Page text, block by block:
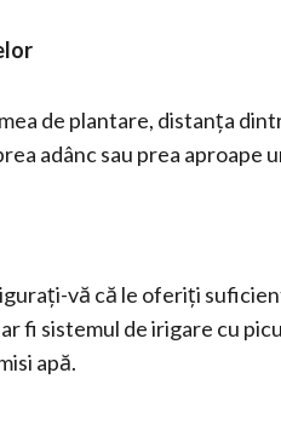
de plantare, distanța
adânc sau prea aproape
vă că le oferiți
fi sistemul de irigare cu
apă.